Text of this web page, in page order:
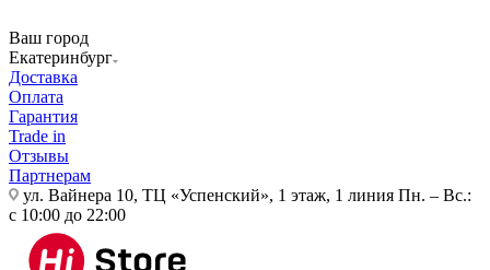
Ваш город
Екатеринбург
Доставка
Оплата
Гарантия
Trade in
Отзывы
Партнерам
ул. Вайнера 10, ТЦ «Успенский», 1 этаж, 1 линия Пн. – Вс.:
с 10:00 до 22:00